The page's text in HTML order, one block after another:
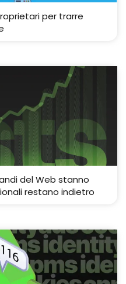
per trarre
del Web stanno
restano indietro